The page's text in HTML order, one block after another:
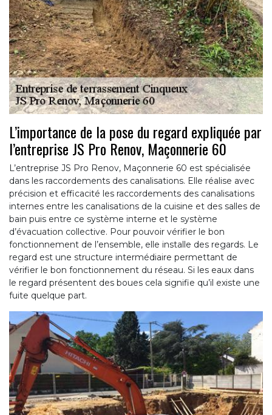
L’importance de la pose du regard expliquée par
l’entreprise JS Pro Renov, Maçonnerie 60
L’entreprise JS Pro Renov, Maçonnerie 60 est spécialisée
dans les raccordements des canalisations. Elle réalise avec
précision et efficacité les raccordements des canalisations
internes entre les canalisations de la cuisine et des salles de
bain puis entre ce système interne et le système
d’évacuation collective. Pour pouvoir vérifier le bon
fonctionnement de l’ensemble, elle installe des regards. Le
regard est une structure intermédiaire permettant de
vérifier le bon fonctionnement du réseau. Si les eaux dans
le regard présentent des boues cela signifie qu’il existe une
fuite quelque part.